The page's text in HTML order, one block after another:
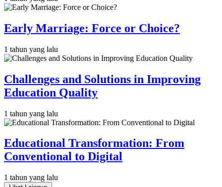
Early Marriage: Force or Choice?
1 tahun yang lalu
Challenges and Solutions in Improving
Education Quality
1 tahun yang lalu
Educational Transformation: From
Conventional to Digital
1 tahun yang lalu